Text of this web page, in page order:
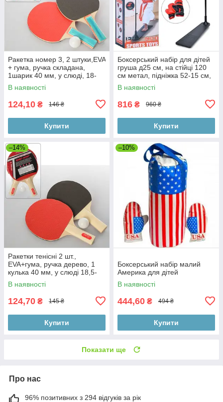
Ракетка номер 3, 2 штуки,EVA
+ гума, ручка складана,
1шарик 40 мм, у слюді, 18-
29-4 см
В наявності
124,10 ₴ 146 ₴
Купити
Боксерський набір для дітей
груша д25 см, на стійці 120
см метал, підніжка 52-15 см,
насос
В наявності
816 ₴ 960 ₴
Купити
–14%
Ракетки тенісні 2 шт.,
EVA+гума, ручка дерево, 1
кулька 40 мм, у слюді 18,5-
29-4 см
В наявності
124,70 ₴ 145 ₴
Купити
–10%
Боксерський набір малий
Америка для дітей
В наявності
444,60 ₴ 494 ₴
Купити
Показати ще
Про нас
96% позитивних з 294 відгуків за рік